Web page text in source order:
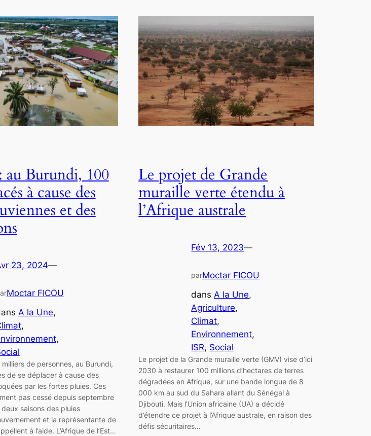
Burundi, 100
à cause des
et des
23, 2024—
Moctar FICOU
A la Une
de personnes, au Burundi,
de se déplacer à cause des
par les fortes pluies. Ces
pas cessé depuis septembre
saisons des pluies
et la représentante de
à l’aide. L’Afrique de l’Est…
Le projet de Grande
muraille verte étendu à
l’Afrique australe
Fév 13, 2023—
parMoctar FICOU
dansA la Une
Agriculture
Climat
Environnement
ISR, Social
Le projet de la Grande muraille verte (GMV) vise d’ici
2030 à restaurer 100 millions d’hectares de terres
dégradées en Afrique, sur une bande longue de 8
000 km au sud du Sahara allant du Sénégal à
Djibouti. Mais l’Union africaine (UA) a décidé
d’étendre ce projet à l’Afrique australe, en raison des
défis sécuritaires…